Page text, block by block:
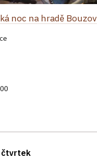
noc na hradě Bouzov
čtvrtek